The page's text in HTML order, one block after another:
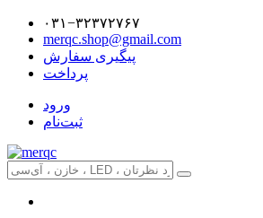
۰۳۱−۳۲۳۷۲۷۶۷
merqc.shop@gmail.com
پیگیری سفارش
پرداخت
ورود
ثبت‌نام